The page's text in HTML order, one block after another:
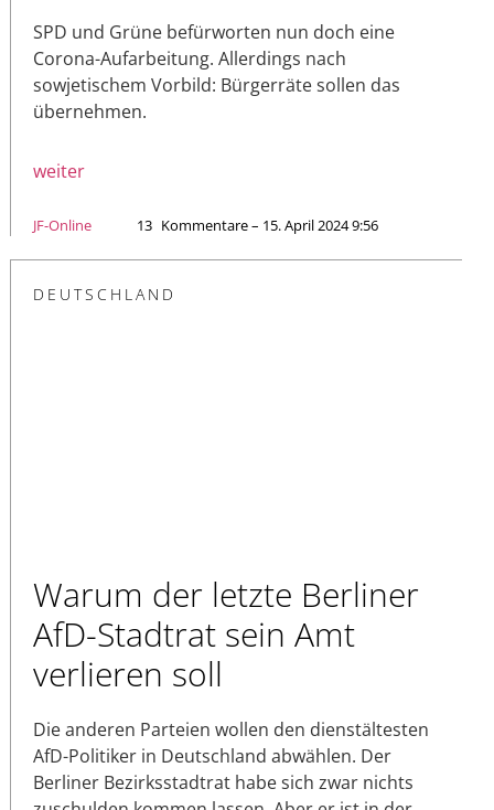
SPD und Grüne befürworten nun doch eine
Corona-Aufarbeitung. Allerdings nach
sowjetischem Vorbild: Bürgerräte sollen das
übernehmen.
weiter
JF-Online 13 Kommentare – 15. April 2024 9:56
DEUTSCHLAND
Warum der letzte Berliner
AfD-Stadtrat sein Amt
verlieren soll
Die anderen Parteien wollen den dienstältesten
AfD-Politiker in Deutschland abwählen. Der
Berliner Bezirksstadtrat habe sich zwar nichts